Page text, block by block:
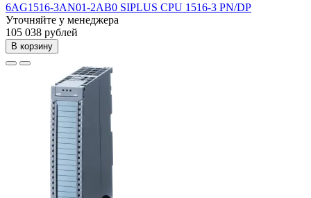
6AG1516-3AN01-2AB0 SIPLUS CPU 1516-3 PN/DP
Уточняйте у менеджера
105 038 рублей
В корзину